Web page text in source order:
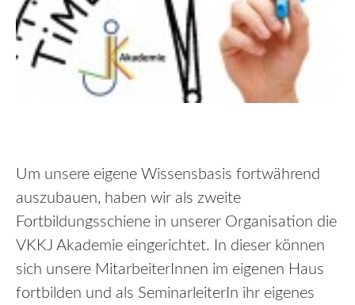
Um unsere eigene Wissensbasis fortwährend
auszubauen, haben wir als zweite
Fortbildungsschiene in unserer Organisation die
VKKJ Akademie eingerichtet. In dieser können
sich unsere MitarbeiterInnen im eigenen Haus
fortbilden und als SeminarleiterIn ihr eigenes